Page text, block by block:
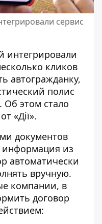
сервис
интегрировали
кликов
автогражданку,
полис
Об этом стало
«Дії».
документов
информация из
автоматически
вручную.
компании, в
договор